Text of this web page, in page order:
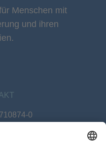
Menschen mit
und ihren
0
naumburg.de